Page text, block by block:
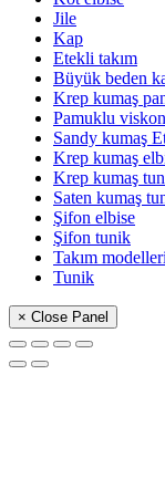
Jile
Kap
Etekli takım
Büyük beden
Krep kumaş
Pamuklu
Sandy kumaş
Krep kumaş
Krep kumaş
Saten kumaş
Şifon elbise
Şifon tunik
Takım modelleri
Tunik
× Close Panel